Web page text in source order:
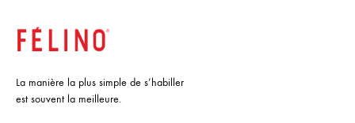
La manière la plus simple de s’habiller
est souvent la meilleure.